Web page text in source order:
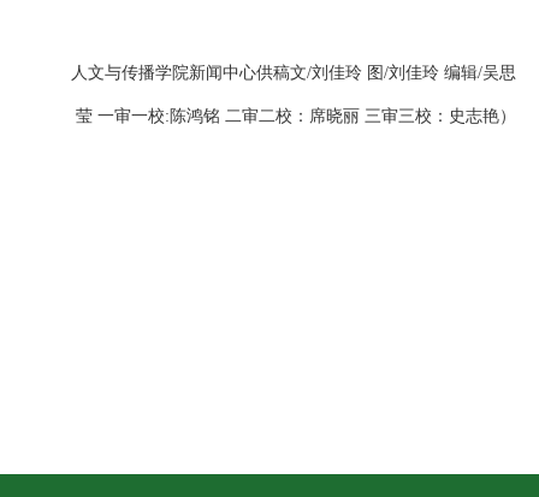
人文与传播学院新闻中心供稿文/刘佳玲 图/刘佳玲 编辑/吴思
莹 一审一校:陈鸿铭 二审二校：席晓丽 三审三校：史志艳）